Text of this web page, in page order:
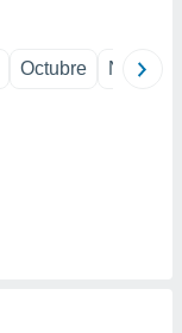
Octubre